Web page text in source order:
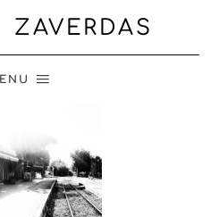
ZAVERDAS